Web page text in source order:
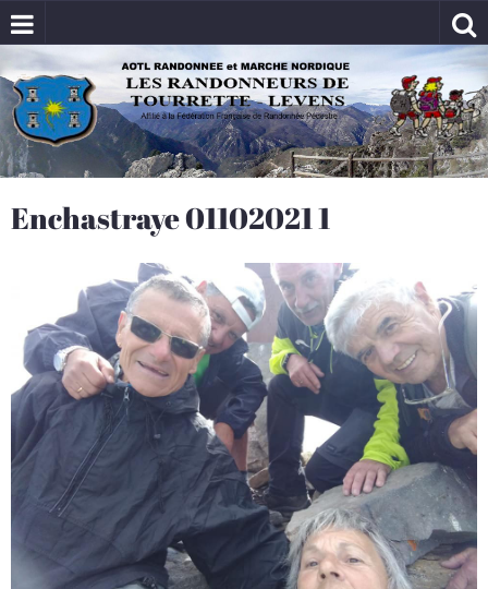
Enchastraye 01102021 1